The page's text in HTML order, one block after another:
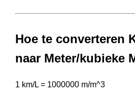
Hoe te converteren
naar Meter/kubieke
1 km/L = 1000000 m/m^3